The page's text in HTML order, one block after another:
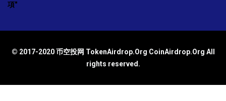
項"
© 2017-2020 币空投网 TokenAirdrop.Org CoinAirdrop.Org All
rights reserved.